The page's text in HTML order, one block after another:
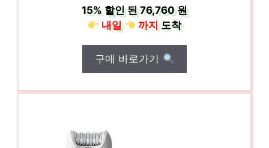
15%할인 된76,760 원
내일
까지도착
구매 바로가기